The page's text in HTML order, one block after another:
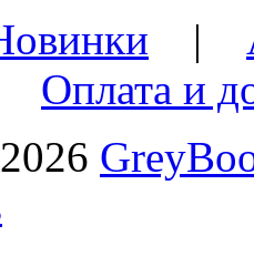
|
Оплата и